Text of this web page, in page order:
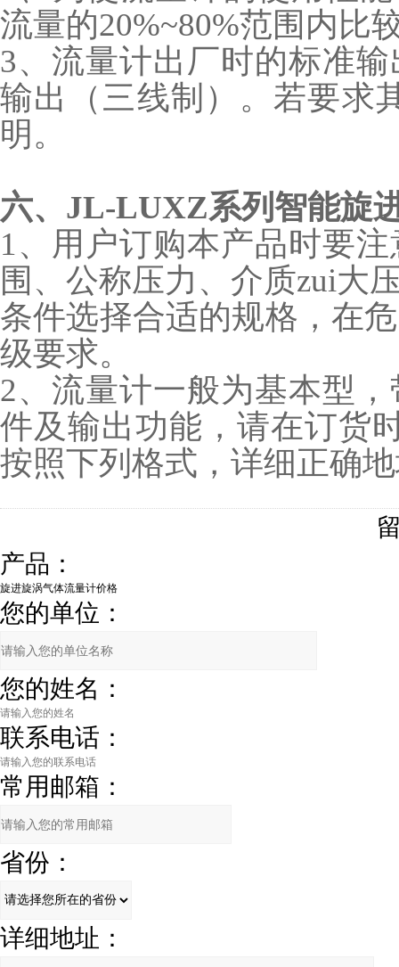
流量的20%~80%范围内比
3、流量计出厂时的标准
输出（三线制）。若要求
明。
六、 JL-LUXZ系列智能旋
1、用户订购本产品时要
围、公称压力、介质zui大
条件选择合适的规格，在
级要求。
2、流量计一般为基本型
件及输出功能，请在订货
按照下列格式，详细正确
产品：
您的单位：
您的姓名：
联系电话：
常用邮箱：
省份：
详细地址：